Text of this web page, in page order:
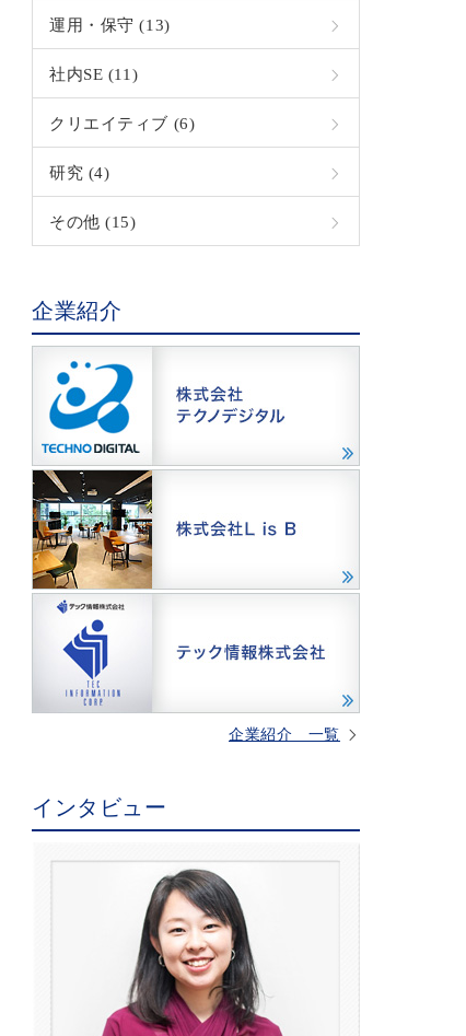
運用・保守 (13)
社内SE (11)
クリエイティブ (6)
研究 (4)
その他 (15)
企業紹介
企業紹介 一覧
インタビュー